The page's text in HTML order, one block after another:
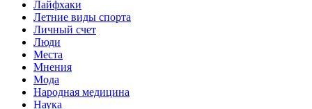
Лайфхаки
Летние виды спорта
Личный счет
Люди
Места
Мнения
Мода
Народная медицина
Наука